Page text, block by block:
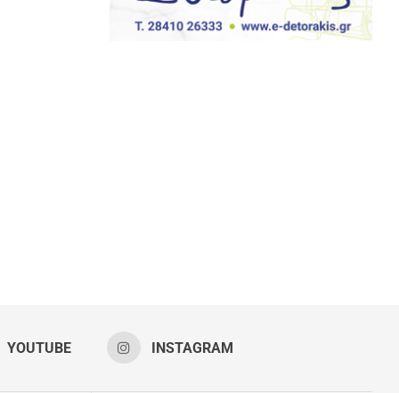
YOUTUBE INSTAGRAM